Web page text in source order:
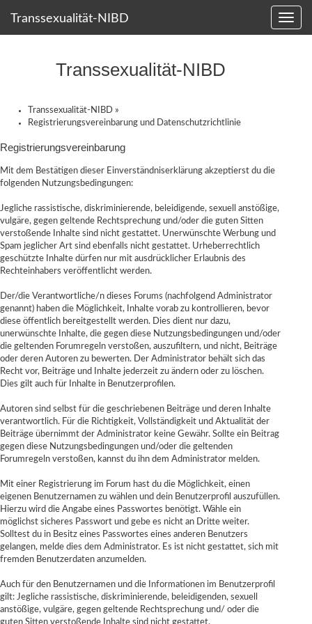
Transsexualität-NIBD
Transsexualität-NIBD
Transsexualität-NIBD »
Registrierungsvereinbarung und Datenschutzrichtlinie
Registrierungsvereinbarung
Mit dem Bestätigen dieser Einverständniserklärung akzeptierst du die
folgenden Nutzungsbedingungen:
Jegliche rassistische, diskriminierende, beleidigende, sexuell anstößige,
vulgäre, gegen geltende Rechtsprechung und/oder die guten Sitten
verstoßende Inhalte sind nicht gestattet. Unerwünschte Werbung und
Spam jeglicher Art sind ebenfalls nicht gestattet. Urheberrechtlich
geschützte Inhalte dürfen nur mit ausdrücklicher Erlaubnis des
Rechteinhabers veröffentlicht werden.
Der/die Verantwortliche/n dieses Forums (nachfolgend Administrator
genannt) haben die Möglichkeit, Inhalte vorab zu kontrollieren, bevor
diese öffentlich bereitgestellt werden. Dies dient nur dazu,
unerwünschte Inhalte, die gegen diese Nutzungsbedingungen und/oder
die geltenden Forumregeln verstoßen, auszufiltern, und nicht, Beiträge
oder deren Autoren zu bewerten. Der Administrator behält sich das
Recht vor, Beiträge und Inhalte jederzeit zu ändern oder zu löschen.
Dies gilt auch für Inhalte in Benutzerprofilen.
Autoren sind selbst für die geschriebenen Beiträge und deren Inhalte
verantwortlich. Für die Richtigkeit, Vollständigkeit und Aktualität der
Beiträge übernimmt der Administrator keine Gewähr. Sollte ein Beitrag
gegen diese Nutzungsbedingungen und/oder die geltenden
Forumregeln verstoßen, kannst du ihn dem Administrator melden.
Mit einer Registrierung im Forum hast du die Möglichkeit, einen
eigenen Benutzernamen zu wählen und dein Benutzerprofil auszufüllen.
Hierzu wird die Angabe eines Passwortes benötigt. Wähle ein
möglichst sicheres Passwort und gebe es nicht an Dritte weiter.
Solltest du in Besitz eines Passwortes eines anderen Benutzers
gelangen, melde dies dem Administrator. Es ist nicht gestattet, sich mit
fremden Benutzerdaten anzumelden.
Auch für den Benutzernamen und die Informationen im Benutzerprofil
gilt: Jegliche rassistische, diskriminierende, beleidigenden, sexuell
anstößige, vulgäre, gegen geltende Rechtsprechung und/ oder die